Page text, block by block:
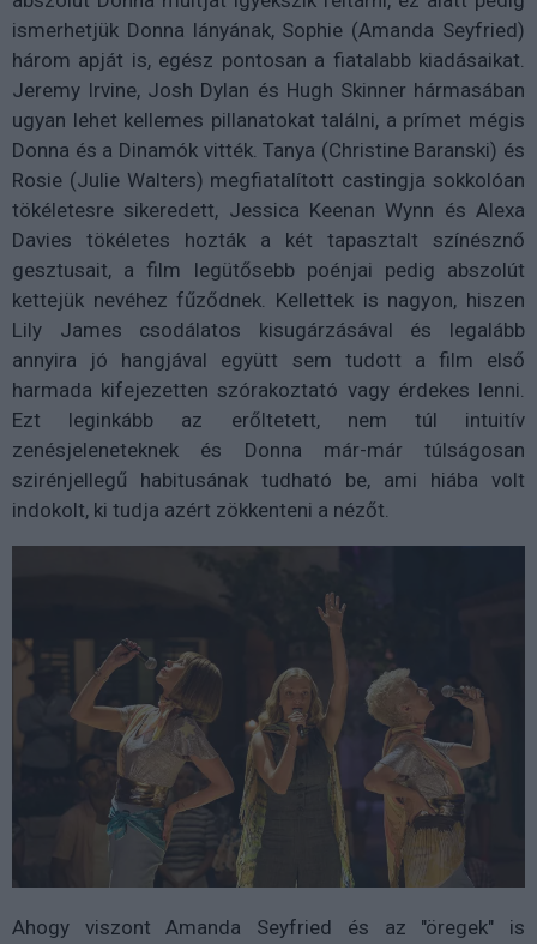
ismerhetjük Donna lányának, Sophie (Amanda Seyfried)
három apját is, egész pontosan a fiatalabb kiadásaikat.
Jeremy Irvine, Josh Dylan és Hugh Skinner hármasában
ugyan lehet kellemes pillanatokat találni, a prímet mégis
Donna és a Dinamók vitték. Tanya (Christine Baranski) és
Rosie (Julie Walters) megfiatalított castingja sokkolóan
tökéletesre sikeredett, Jessica Keenan Wynn és Alexa
Davies tökéletes hozták a két tapasztalt színésznő
gesztusait, a film legütősebb poénjai pedig abszolút
kettejük nevéhez fűződnek. Kellettek is nagyon, hiszen
Lily James csodálatos kisugárzásával és legalább
annyira jó hangjával együtt sem tudott a film első
harmada kifejezetten szórakoztató vagy érdekes lenni.
Ezt leginkább az erőltetett, nem túl intuitív
zenésjeleneteknek és Donna már-már túlságosan
szirénjellegű habitusának tudható be, ami hiába volt
indokolt, ki tudja azért zökkenteni a nézőt.
Ahogy viszont Amanda Seyfried és az "öregek" is